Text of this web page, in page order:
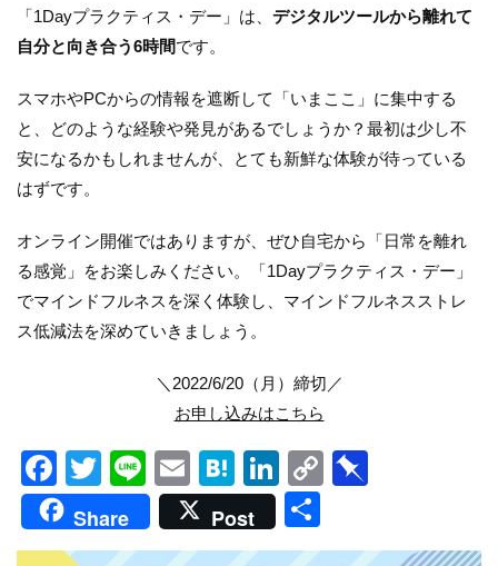
「1Dayプラクティス・デー」は、 デジタルツールから離れて
自分と向き合う6時間です。
スマホやPCからの情報を遮断して「いまここ」に集中する
と、どのような経験や発見があるでしょうか？最初は少し不
安になるかもしれませんが、とても新鮮な体験が待っている
はずです。
オンライン開催ではありますが、ぜひ自宅から「日常を離れ
る感覚」をお楽しみください。「1Dayプラクティス・デー」
でマインドフルネスを深く体験し、マインドフルネスストレ
ス低減法を深めていきましょう。
＼2022/6/20（月）締切／
お申し込みはこちら
Facebook
Twitter
LineEmailHatena
LinkedIn
Copy
Share Post
有